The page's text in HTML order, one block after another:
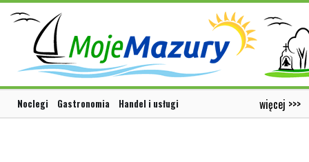
Noclegi Gastronomia Handel i usługi więcej >>>